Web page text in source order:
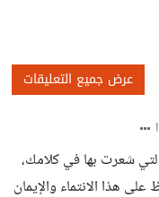
عرض جميع التعليقات
شعرت بها في كلامك،
هذا الانتماء والإيمان